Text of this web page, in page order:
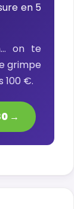
en 5
on te
grimpe
100 €.
→